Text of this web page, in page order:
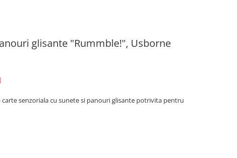
glisante "Rummble!", Usborne
carte senzoriala cu sunete si panouri glisante potrivita pentru